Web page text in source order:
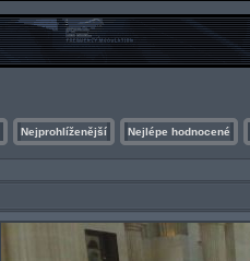
Nejprohlíženější Nejlépe hodnocené